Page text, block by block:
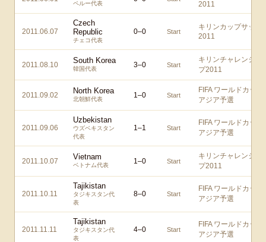
ペルー代表
2011
2011.06.07
Czech
Republic
チェコ代表
0–0 Start
キリンカップサッカ
2011
2011.08.10 South Korea
韓国代表 3–0 Start
キリンチャレンジカ
プ2011
2011.09.02 North Korea
北朝鮮代表 1–0 Start
FIFA ワールドカップ
アジア予選
2011.09.06
Uzbekistan
ウズベキスタン
代表
1–1 Start
FIFA ワールドカップ
アジア予選
2011.10.07 Vietnam
ベトナム代表 1–0 Start
キリンチャレンジカ
プ2011
2011.10.11
Tajikistan
タジキスタン代
表
8–0 Start
FIFA ワールドカップ
アジア予選
2011.11.11
Tajikistan
タジキスタン代
表
4–0 Start
FIFA ワールドカップ
アジア予選